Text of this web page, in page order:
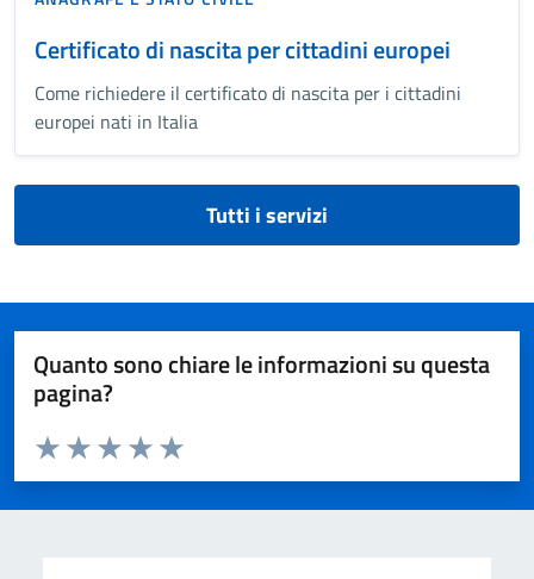
Certificato di nascita per cittadini europei
Come richiedere il certificato di nascita per i cittadini
europei nati in Italia
Tutti i servizi
Quanto sono chiare le informazioni su questa
pagina?
Valuta da 1 a 5 stelle la pagina
Valuta 5 stelle su 5
Valuta 4 stelle su 5
Valuta 3 stelle su 5
Valuta 2 stelle su 5
Valuta 1 stelle su 5